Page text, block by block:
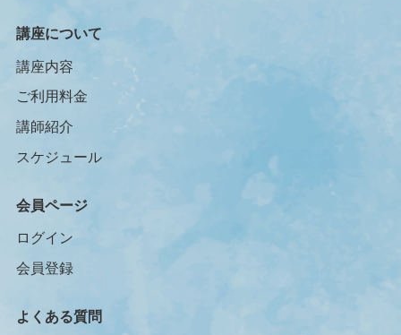
講座について
講座内容
ご利用料金
講師紹介
スケジュール
会員ページ
ログイン
会員登録
よくある質問